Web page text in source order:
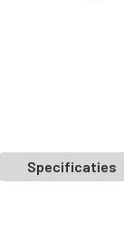
Specificaties